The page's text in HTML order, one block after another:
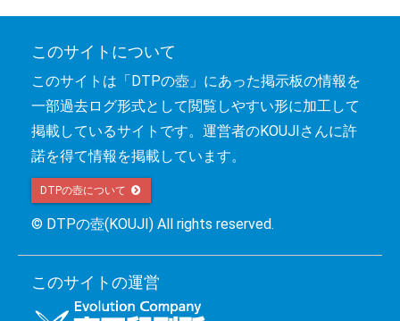
このサイトについて
このサイトは「DTPの壺」にあった掲示板の情報を
一部過去ログ形式として閲覧しやすい形に加工して
掲載しているサイトです。運営者のKOUJIさんに許
諾を得て情報を掲載しています。
DTPの壺について
© DTPの壺(KOUJI) All rights reserved.
このサイトの運営